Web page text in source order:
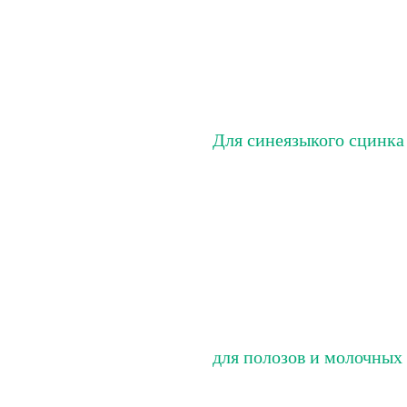
Для синеязыкого сцинка
для полозов и молочных